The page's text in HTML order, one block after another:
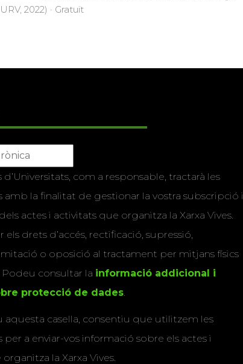
2022) · Gratuït
d’Universitats, com a responsable, tractarà les
amb la finalitat de gestionar la vostra subscripció i
actes i activitats que organitza la Xarxa Vives.
els drets d’accés, rectificació, supressió,
o oposició al tractament per mitjans físics
consultar la informació addicional i
protecció de dades.
aquesta casella, consentiu que utilitzem les
per a enviar-vos informació sobre els actes i
la Xarxa Vives.